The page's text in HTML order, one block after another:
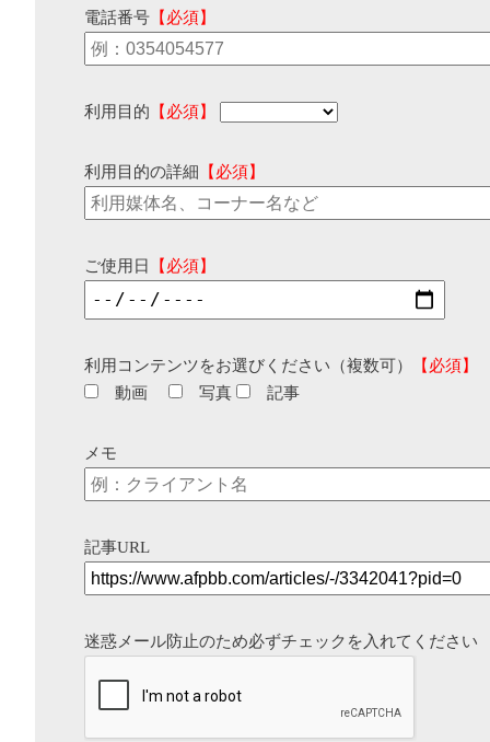
電話番号 【必須】
利用目的 【必須】
利用目的の詳細 【必須】
ご使用日 【必須】
利用コンテンツをお選びください（複数可）
【必須】
動画
写真 記事
メモ
記事URL
迷惑メール防止のため必ずチェックを入れてください